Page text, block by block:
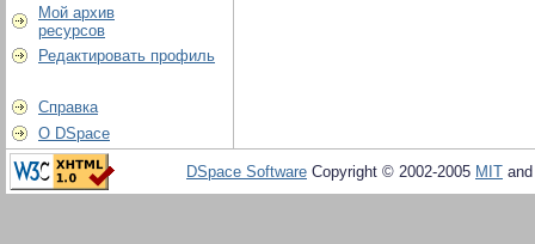
Мой архив
ресурсов
Редактировать профиль
Справка
О DSpace
DSpace Software Copyright © 2002-2005 MIT